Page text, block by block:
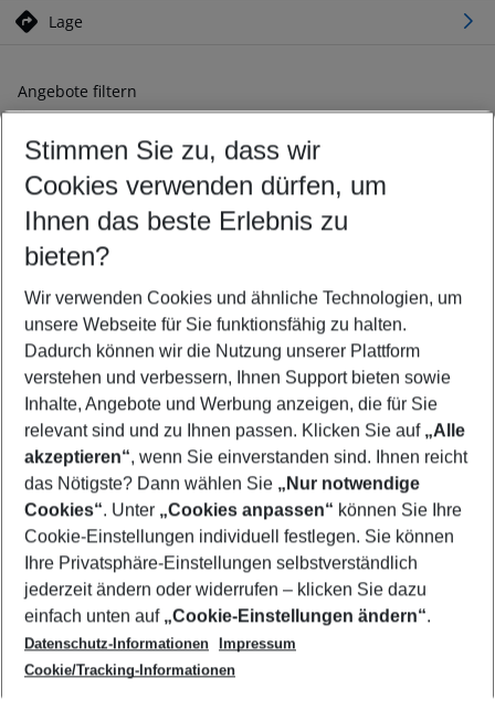
Lage
Angebote filtern
Ändern Sie Ihre Kriterien nach Ihren Wünschen
Abflughafen wählen
Beliebiger Abflughafen
Reisezeitraum wählen
09.08.26– 07.08.27 5-8 Nächte
2 Erwachsene Keine Kinder
Mehr Filter anzeigen
Footer
Footer navigation
Über uns
AGB
Cookie-Einstellungen ändern
Cookie-Richtlinie
Datenschutz
Service & Hilfe
Barrierefreies Reisen
Check-in
Folgen Sie uns
Stimmen Sie zu, dass wir
Cookies verwenden dürfen, um
Ihnen das beste Erlebnis zu
bieten?
Wir verwenden Cookies und ähnliche Technologien, um
unsere Webseite für Sie funktionsfähig zu halten.
Dadurch können wir die Nutzung unserer Plattform
verstehen und verbessern, Ihnen Support bieten sowie
Inhalte, Angebote und Werbung anzeigen, die für Sie
relevant sind und zu Ihnen passen. Klicken Sie auf „Alle
akzeptieren“, wenn Sie einverstanden sind. Ihnen reicht
das Nötigste? Dann wählen Sie „Nur notwendige
Cookies“. Unter „Cookies anpassen“ können Sie Ihre
Cookie-Einstellungen individuell festlegen. Sie können
Ihre Privatsphäre-Einstellungen selbstverständlich
jederzeit ändern oder widerrufen – klicken Sie dazu
einfach unten auf „Cookie-Einstellungen ändern“.
Datenschutz-Informationen
Impressum
Cookie/Tracking-Informationen